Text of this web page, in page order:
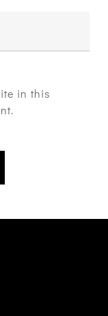
in this